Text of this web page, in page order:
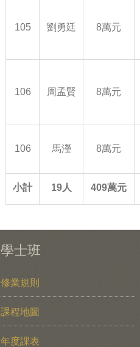
105 劉勇廷 8萬元
106 周孟賢 8萬元
106 馬瀅 8萬元
小計 19人 409萬元
學士班
修業規則
課程地圖
年度課表